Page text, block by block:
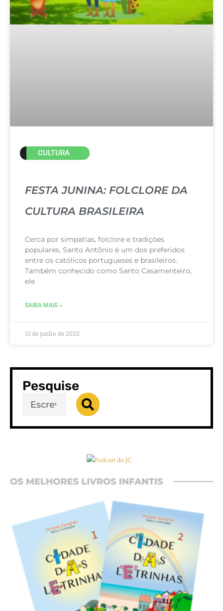
CULTURA
FESTA JUNINA: FOLCLORE DA
CULTURA BRASILEIRA
Cerca por simpatias, folclore e tradições
populares, Santo Antônio é um dos preferidos
entre os católicos portugueses e brasileiros.
Também conhecido como Santo Casamenteiro,
ele
SAIBA MAIS »
13 de junho de 2022
Pesquise